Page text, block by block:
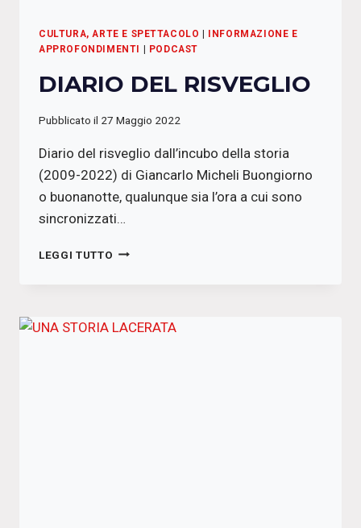
CULTURA, ARTE E SPETTACOLO
INFORMAZIONE E
APPROFONDIMENTI
PODCAST
DIARIO DEL RISVEGLIO
Pubblicato il 27 Maggio 2022
Diario del risveglio dall’incubo della storia
(2009-2022) di Giancarlo Micheli Buongiorno
o buonanotte, qualunque sia l’ora a cui sono
sincronizzati…
LEGGI TUTTO DIARIO